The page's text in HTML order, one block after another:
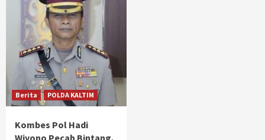
Berita POLDA KALTIM
Kombes Pol Hadi
Wiyono Pecah Bintang,